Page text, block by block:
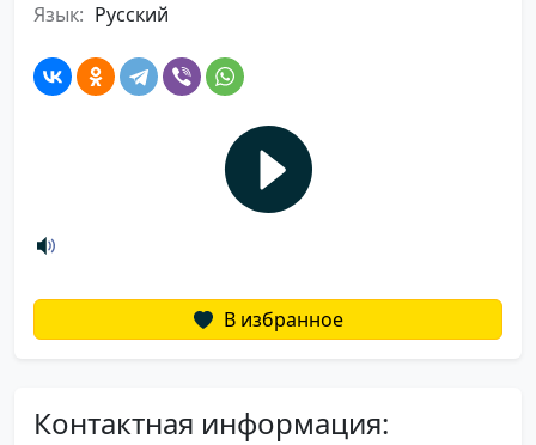
Язык: Русский
В избранное
Контактная информация: